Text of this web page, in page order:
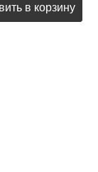
в корзину